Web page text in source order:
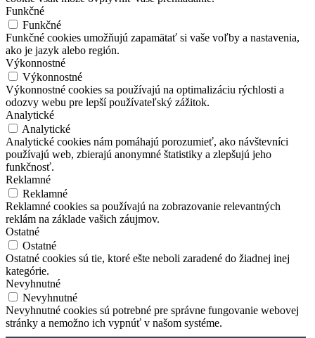
Funkčné
Funkčné
Funkčné cookies umožňujú zapamätať si vaše voľby a nastavenia,
ako je jazyk alebo región.
Výkonnostné
Výkonnostné
Výkonnostné cookies sa používajú na optimalizáciu rýchlosti a
odozvy webu pre lepší používateľský zážitok.
Analytické
Analytické
Analytické cookies nám pomáhajú porozumieť, ako návštevníci
používajú web, zbierajú anonymné štatistiky a zlepšujú jeho
funkčnosť.
Reklamné
Reklamné
Reklamné cookies sa používajú na zobrazovanie relevantných
reklám na základe vašich záujmov.
Ostatné
Ostatné
Ostatné cookies sú tie, ktoré ešte neboli zaradené do žiadnej inej
kategórie.
Nevyhnutné
Nevyhnutné
Nevyhnutné cookies sú potrebné pre správne fungovanie webovej
stránky a nemožno ich vypnúť v našom systéme.